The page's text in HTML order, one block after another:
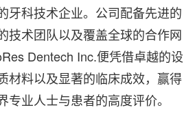
牙科技术企业。公司配备先进的
技术团队以及覆盖全球的合作网
Dentech Inc.便凭借卓越的设
材料以及显著的临床成效，赢得
专业人士与患者的高度评价。